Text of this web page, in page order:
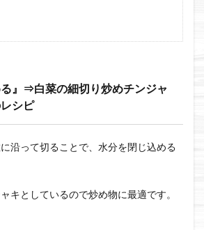
』⇒白菜の細切り炒めチンジャ
シピ
沿って切ることで、水分を閉じ込める
キとしているので炒め物に最適です。